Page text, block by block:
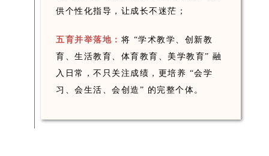
供个性化指导，让成长不迷茫；
五育并举落地： 将 “学术教学、创新教
育、生活教育、体育教育、美学教育” 融
入日常，不只关注成绩，更培养 “会学
习、会生活、会创造” 的完整个体。